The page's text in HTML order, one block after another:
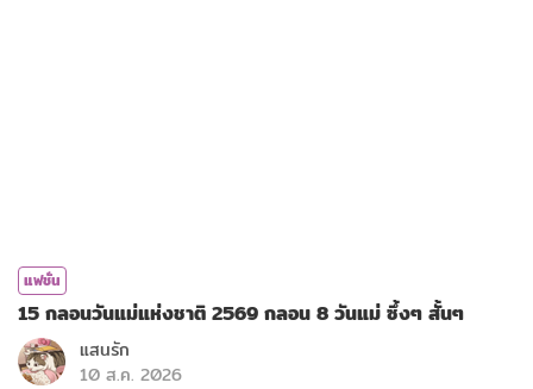
แฟชั่น
15 กลอนวันแม่แห่งชาติ 2569 กลอน 8 วันแม่ ซึ้งๆ สั้นๆ
แสนรัก
10 ส.ค. 2026